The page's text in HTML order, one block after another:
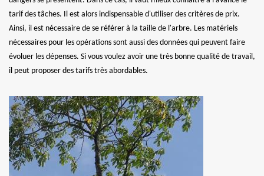
tarif des tâches. Il est alors indispensable d'utiliser des critères de prix.
Ainsi, il est nécessaire de se référer à la taille de l'arbre. Les matériels
nécessaires pour les opérations sont aussi des données qui peuvent faire
évoluer les dépenses. Si vous voulez avoir une très bonne qualité de travail,
il peut proposer des tarifs très abordables.